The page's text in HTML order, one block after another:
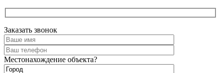
Заказать звонок
Местонахождение объекта?